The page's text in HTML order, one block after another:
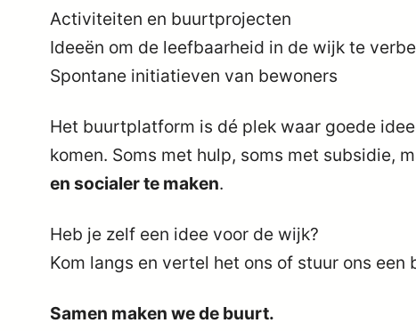
Activiteiten en buurtprojecten
Ideeën om de leefbaarheid in de wijk te
Spontane initiatieven van bewoners
Het buurtplatform is dé plek waar goede
komen. Soms met hulp, soms met subsidie,
en socialer te maken.
Heb je zelf een idee voor de wijk?
Kom langs en vertel het ons of stuur ons een
Samen maken we de buurt.